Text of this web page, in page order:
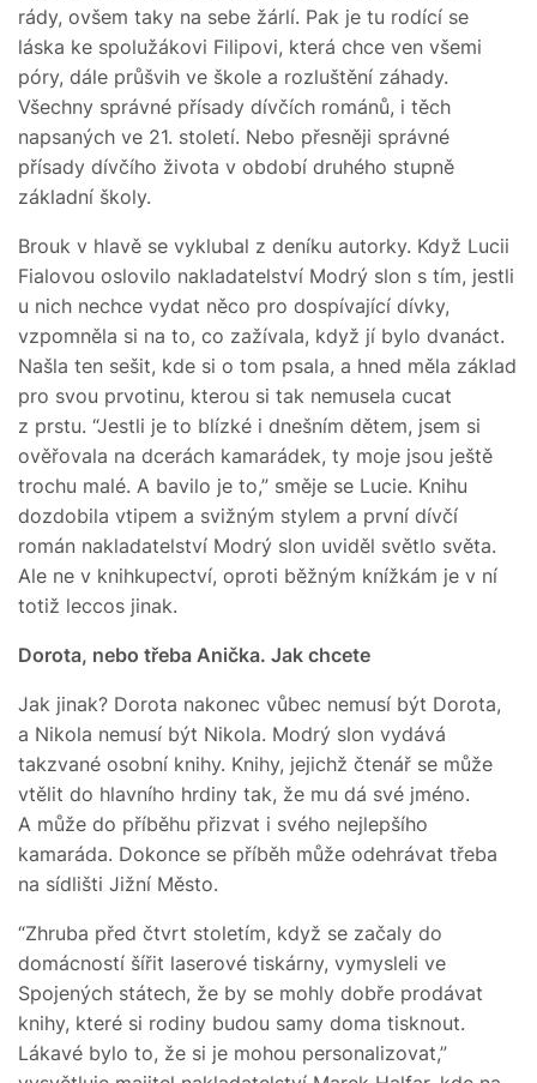
rády, ovšem taky na sebe žárlí. Pak je tu rodící se
láska ke spolužákovi Filipovi, která chce ven všemi
póry, dále průšvih ve škole a rozluštění záhady.
Všechny správné přísady dívčích románů, i těch
napsaných ve 21. století. Nebo přesněji správné
přísady dívčího života v období druhého stupně
základní školy.
Brouk v hlavě se vyklubal z deníku autorky. Když Lucii
Fialovou oslovilo nakladatelství Modrý slon s tím, jestli
u nich nechce vydat něco pro dospívající dívky,
vzpomněla si na to, co zažívala, když jí bylo dvanáct.
Našla ten sešit, kde si o tom psala, a hned měla základ
pro svou prvotinu, kterou si tak nemusela cucat
z prstu. “Jestli je to blízké i dnešním dětem, jsem si
ověřovala na dcerách kamarádek, ty moje jsou ještě
trochu malé. A bavilo je to,” směje se Lucie. Knihu
dozdobila vtipem a svižným stylem a první dívčí
román nakladatelství Modrý slon uviděl světlo světa.
Ale ne v knihkupectví, oproti běžným knížkám je v ní
totiž leccos jinak.
Dorota, nebo třeba Anička. Jak chcete
Jak jinak? Dorota nakonec vůbec nemusí být Dorota,
a Nikola nemusí být Nikola. Modrý slon vydává
takzvané osobní knihy. Knihy, jejichž čtenář se může
vtělit do hlavního hrdiny tak, že mu dá své jméno.
A může do příběhu přizvat i svého nejlepšího
kamaráda. Dokonce se příběh může odehrávat třeba
na sídlišti Jižní Město.
“Zhruba před čtvrt stoletím, když se začaly do
domácností šířit laserové tiskárny, vymysleli ve
Spojených státech, že by se mohly dobře prodávat
knihy, které si rodiny budou samy doma tisknout.
Lákavé bylo to, že si je mohou personalizovat,”